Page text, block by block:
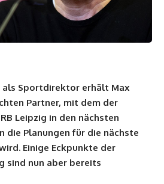
als Sportdirektor erhält Max
Partner, mit dem der
Leipzig in den nächsten
die Planungen für die nächste
Einige Eckpunkte der
sind nun aber bereits